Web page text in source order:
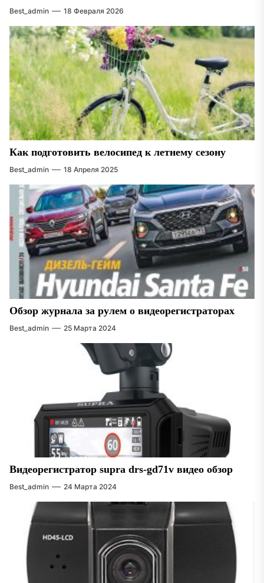
Best_admin 18 Февраля 2026
Как подготовить велосипед к летнему сезону
Best_admin 18 Апреля 2025
Обзор журнала за рулем о видеорегистраторах
Best_admin 25 Марта 2024
Видеорегистратор supra drs-gd71v видео обзор
Best_admin 24 Марта 2024